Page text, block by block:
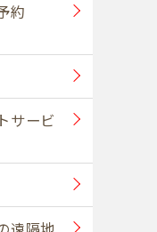
約
サービ